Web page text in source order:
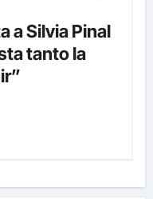
se sincera
Pinal y
de partir”